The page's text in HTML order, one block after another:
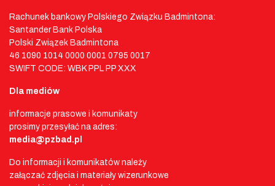
Rachunek bankowy Polskiego Związku Badmintona:
Santander Bank Polska
Polski Związek Badmintona
46 1090 1014 0000 0001 0795 0017
SWIFT CODE: WBK PPL PP XXX
Dla mediów
informacje prasowe i komunikaty
prosimy przesyłać na adres:
media@pzbad.pl
Do informacji i komunikatów należy
załączać zdjęcia i materiały wizerunkowe